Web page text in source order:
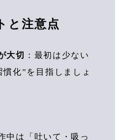
と注意点
大切
：最初は少ない
化”を目指しましょ
中は「吐いて・吸っ